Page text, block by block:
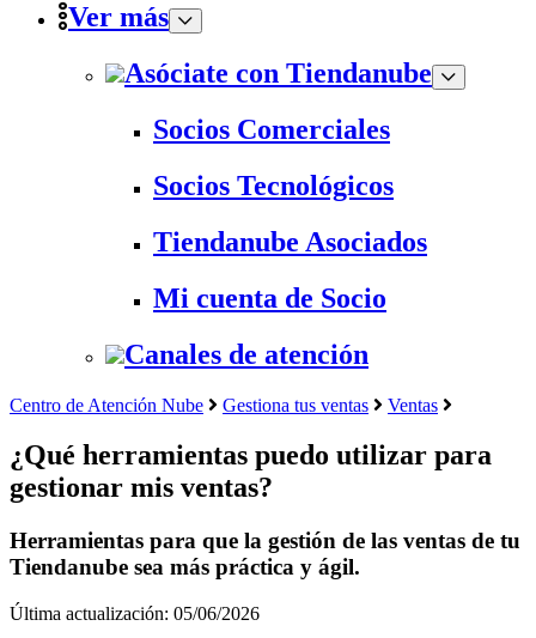
Ver más
Asóciate con Tiendanube
Socios Comerciales
Socios Tecnológicos
Tiendanube Asociados
Mi cuenta de Socio
Canales de atención
Centro de Atención Nube Gestiona tus ventas Ventas
¿Qué herramientas puedo utilizar para
gestionar mis ventas?
Herramientas para que la gestión de las ventas de tu
Tiendanube sea más práctica y ágil.
Última actualización: 05/06/2026